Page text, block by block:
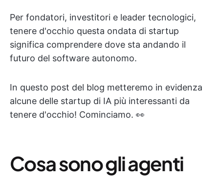
Per fondatori, investitori e leader tecnologici,
tenere d'occhio questa ondata di startup
significa comprendere dove sta andando il
futuro del software autonomo.
In questo post del blog metteremo in evidenza
alcune delle startup di IA più interessanti da
tenere d'occhio! Cominciamo. 👀
Cosa sono gli agenti